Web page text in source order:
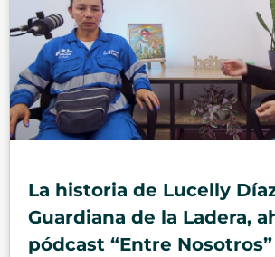
La historia de Lucelly
Guardiana de la Ladera,
pódcast “Entre